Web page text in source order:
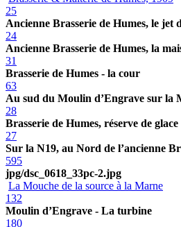
25
Ancienne Brasserie de Humes, le jet
24
Ancienne Brasserie de Humes, la
31
Brasserie de Humes - la cour
63
Au sud du Moulin d’Engrave sur la
28
Brasserie de Humes, réserve de glace
27
Sur la N19, au Nord de l’ancienne
595
jpg/dsc_0618_33pc-2.jpg
La Mouche de la source à la Marne
132
Moulin d’Engrave - La turbine
180